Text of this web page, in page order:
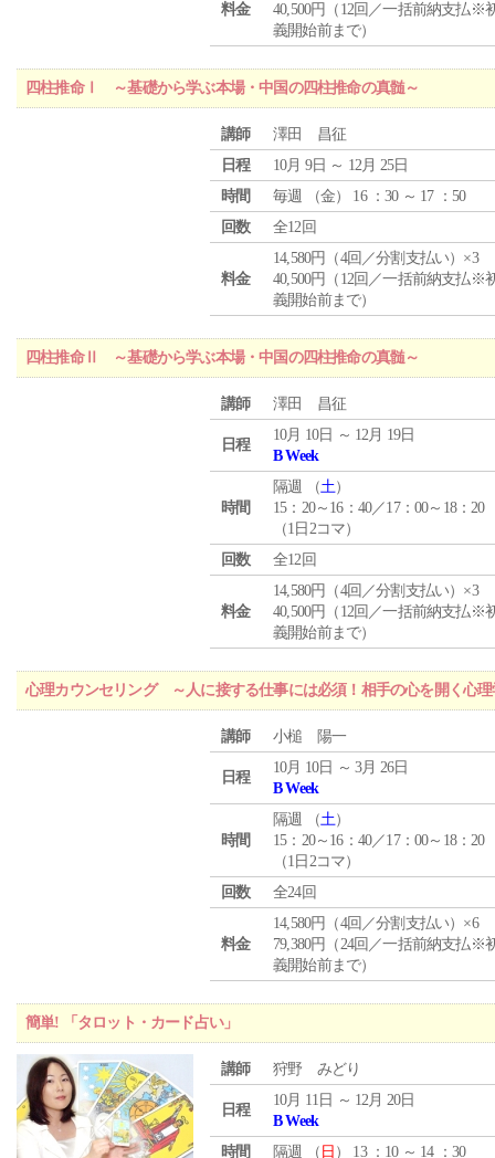
料金
40,500円（12回／一括前納支払※
義開始前まで）
四柱推命Ⅰ ～基礎から学ぶ本場・中国の四柱推命の真髄～
講師
澤田 昌征
日程
10月 9日 ～ 12月 25日
時間
毎週 （金） 16 ：30 ～ 17 ：50
回数
全12回
料金
14,580円（4回／分割支払い）×3
40,500円（12回／一括前納支払※
義開始前まで）
四柱推命Ⅱ ～基礎から学ぶ本場・中国の四柱推命の真髄～
講師 澤田 昌征
日程
10月 10日 ～ 12月 19日
B Week
時間
隔週 （土）
15：20～16：40／17：00～18：20
（1日2コマ）
回数
全12回
料金
14,580円（4回／分割支払い）×3
40,500円（12回／一括前納支払※
義開始前まで）
心理カウンセリング ～人に接する仕事には必須！相手の心を開く心理
講師 小槌 陽一
日程
10月 10日 ～ 3月 26日
B Week
時間
隔週 （土）
15：20～16：40／17：00～18：20
（1日2コマ）
回数
全24回
料金
14,580円（4回／分割支払い）×6
79,380円（24回／一括前納支払※
義開始前まで）
簡単! 「タロット・カード占い」
講師 狩野 みどり
日程
10月 11日 ～ 12月 20日
B Week
時間
隔週 （ 日 ） 13 ：10 ～ 14 ：30